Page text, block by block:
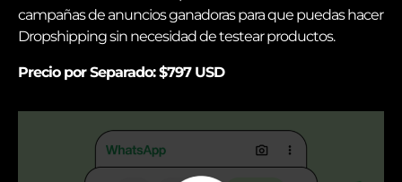
campañas de anuncios ganadoras para que puedas hacer
Dropshipping sin necesidad de testear productos.
Precio por Separado: $797 USD